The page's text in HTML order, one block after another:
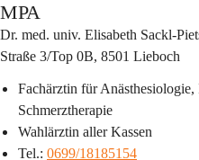
MPA
Dr. med. univ. Elisabeth Sackl-
Straße 3/Top 0B, 8501 Lieboch
Fachärztin für
Schmerztherapie
Wahlärztin aller Kassen
Tel.: 0699/18185154